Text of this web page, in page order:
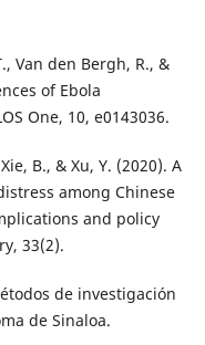
Van den Bergh, R., &
of Ebola
One, 10, e0143036.
B., & Xu, Y. (2020). A
among Chinese
and policy
33(2).
de investigación
de Sinaloa.